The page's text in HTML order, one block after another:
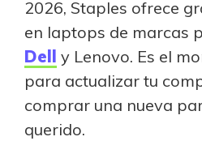
2026, Staples ofrece
en laptops de marcas
Dell y Lenovo. Es el
para actualizar tu
comprar una nueva
querido.